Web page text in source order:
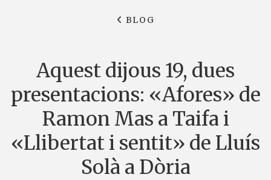
BLOG
Aquest dijous 19, dues
presentacions: «Afores» de
Ramon Mas a Taifa i
«Llibertat i sentit» de Lluís
Solà a Dòria